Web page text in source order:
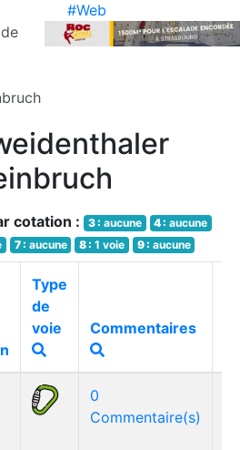
#Web
cotation : 3 : aucune 4 : aucune
7 : aucune 8 : 1 voie 9 : aucune
Type
de
voie
Commentaires
0
Commentaire(s)